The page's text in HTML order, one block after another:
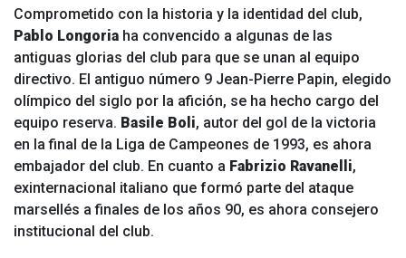
Comprometido con la historia y la identidad del club,
Pablo Longoria ha convencido a algunas de las
antiguas glorias del club para que se unan al equipo
directivo. El antiguo número 9 Jean-Pierre Papin, elegido
olímpico del siglo por la afición, se ha hecho cargo del
equipo reserva. Basile Boli, autor del gol de la victoria
en la final de la Liga de Campeones de 1993, es ahora
embajador del club. En cuanto a Fabrizio Ravanelli,
exinternacional italiano que formó parte del ataque
marsellés a finales de los años 90, es ahora consejero
institucional del club.